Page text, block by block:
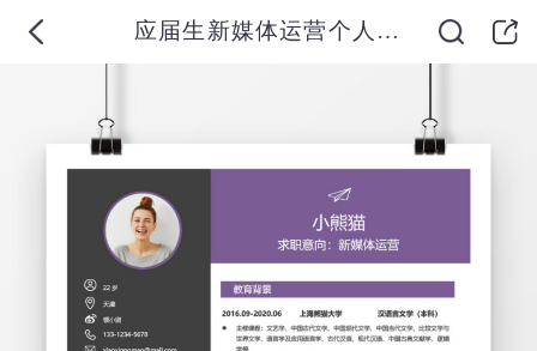
应届生新媒体运营个人简历求职简历word简历模板